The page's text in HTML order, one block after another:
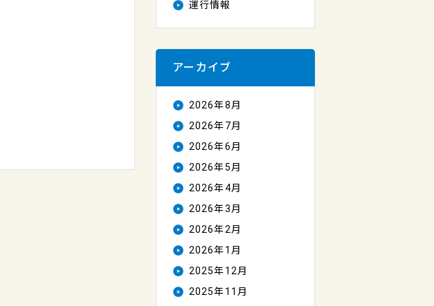
運行情報
アーカイブ
2026年8月
2026年7月
2026年6月
2026年5月
2026年4月
2026年3月
2026年2月
2026年1月
2025年12月
2025年11月